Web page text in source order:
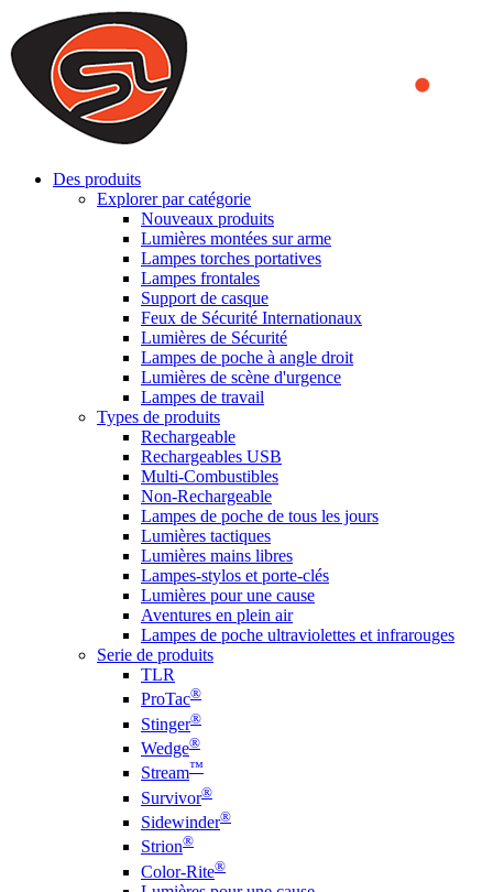
We use cookies to ensure that we provide you the best experience
on our website. By continuing to browse this website, you accept
that cookies are used to help us analyze how the website is used and
to offer you a better experience. To learn more or to find out how
you can disable cookies, you can access our
Des produits
Explorer par catégorie
Nouveaux produits
Lumières montées sur arme
Lampes torches portatives
Lampes frontales
Support de casque
Feux de Sécurité Internationaux
Lumières de Sécurité
Lampes de poche à angle droit
Lumières de scène d'urgence
Lampes de travail
Types de produits
Rechargeable
Rechargeables USB
Multi-Combustibles
Non-Rechargeable
Lampes de poche de tous les jours
Lumières tactiques
Lumières mains libres
Lampes-stylos et porte-clés
Lumières pour une cause
Aventures en plein air
Lampes de poche ultraviolettes et infrarouges
Serie de produits
TLR
ProTac®
Stinger®
Wedge®
Stream™
Survivor®
Sidewinder®
Strion®
Color-Rite®